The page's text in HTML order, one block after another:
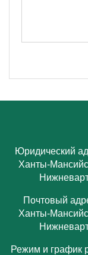
Юридический
Ханты-
Почтовый
Ханты-
Режим и график